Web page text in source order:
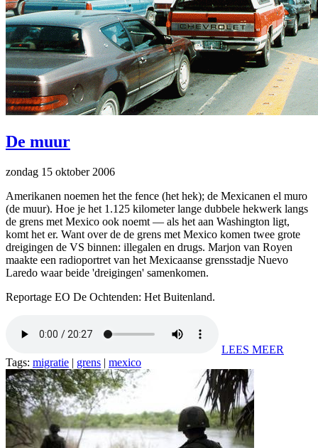
De muur
zondag 15 oktober 2006
Amerikanen noemen het the fence (het hek); de Mexicanen el muro
(de muur). Hoe je het 1.125 kilometer lange dubbele hekwerk langs
de grens met Mexico ook noemt — als het aan Washington ligt,
komt het er. Want over de de grens met Mexico komen twee grote
dreigingen de VS binnen: illegalen en drugs. Marjon van Royen
maakte een radioportret van het Mexicaanse grensstadje Nuevo
Laredo waar beide 'dreigingen' samenkomen.
Reportage EO De Ochtenden: Het Buitenland.
LEES MEER
Tags: migratie | grens | mexico